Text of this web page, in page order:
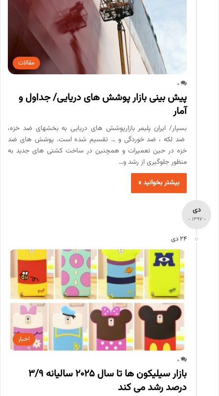
مقالات
0
پیش­ بینی بازار پوشش­ های دریایی/ جداول و
آمار
بسپار/ ایران پلیمر بازارپوشش های دریایی به بخش­های ضد خزه،
ضد لکه ، ضد خوردگی و … تقسیم شده است. پوشش های ضد
خزه در حین تعمیرات و همچنین در ساخت کشتی های جدید به
منظور جلوگیری از رشد و…
بیشتر بخوانید »
دی
- 1397 -
24 دی
اخبار
0
بازار سیلیکون ها تا سال ۲۰۲۵ سالیانه 3/9
درصد رشد می کند